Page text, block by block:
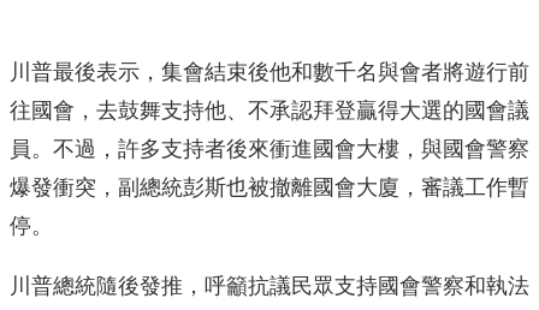
川普最後表示，集會結束後他和數千名與會者將遊行前
往國會，去鼓舞支持他、不承認拜登贏得大選的國會議
員。不過，許多支持者後來衝進國會大樓，與國會警察
爆發衝突，副總統彭斯也被撤離國會大廈，審議工作暫
停。
川普總統隨後發推，呼籲抗議民眾支持國會警察和執法